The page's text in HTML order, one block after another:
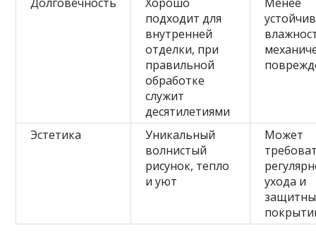
подходит для
внутренней
отделки, при
правильной
обработке
служит
десятилетиями
Эстетика
Уникальный
волнистый
рисунок, тепло
и уют
Может
ухода и